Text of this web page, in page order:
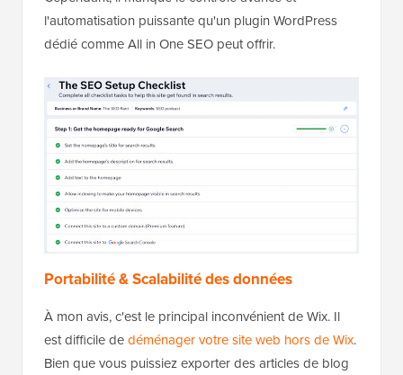
l'automatisation puissante qu'un plugin WordPress
dédié comme All in One SEO peut offrir.
Portabilité & Scalabilité des données
À mon avis, c'est le principal inconvénient de Wix. Il
est difficile dedéménager votre site web hors de Wix.
Bien que vous puissiez exporter des articles de blog